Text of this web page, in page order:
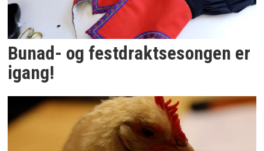
Bunad- og festdraktsesongen er
igang!